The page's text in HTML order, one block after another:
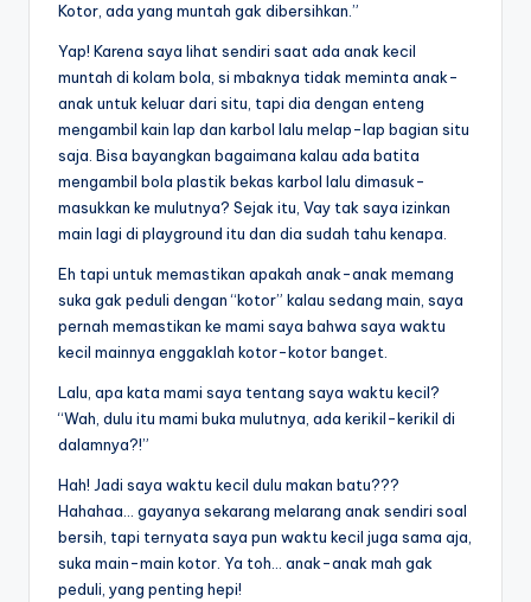
Kotor, ada yang muntah gak dibersihkan.”
Yap! Karena saya lihat sendiri saat ada anak kecil
muntah di kolam bola, si mbaknya tidak meminta anak-
anak untuk keluar dari situ, tapi dia dengan enteng
mengambil kain lap dan karbol lalu melap-lap bagian situ
saja. Bisa bayangkan bagaimana kalau ada batita
mengambil bola plastik bekas karbol lalu dimasuk-
masukkan ke mulutnya? Sejak itu, Vay tak saya izinkan
main lagi di playground itu dan dia sudah tahu kenapa.
Eh tapi untuk memastikan apakah anak-anak memang
suka gak peduli dengan “kotor” kalau sedang main, saya
pernah memastikan ke mami saya bahwa saya waktu
kecil mainnya enggaklah kotor-kotor banget.
Lalu, apa kata mami saya tentang saya waktu kecil?
“Wah, dulu itu mami buka mulutnya, ada kerikil-kerikil di
dalamnya?!”
Hah! Jadi saya waktu kecil dulu makan batu???
Hahahaa… gayanya sekarang melarang anak sendiri soal
bersih, tapi ternyata saya pun waktu kecil juga sama aja,
suka main-main kotor. Ya toh… anak-anak mah gak
peduli, yang penting hepi!